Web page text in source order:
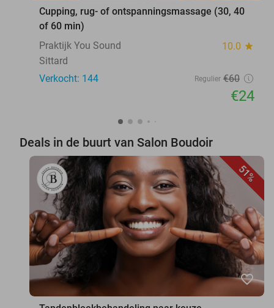
Cupping, rug- of ontspanningsmassage (30, 40
of 60 min)
Praktijk You Sound
10.0 star
Sittard
Verkocht: 144
Regulier €60
€24
Deals in de buurt van Salon Boudoir
51%
favorite_border